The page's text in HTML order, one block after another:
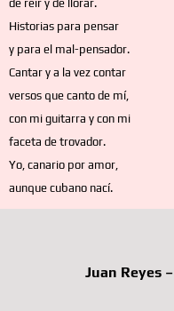
de reír y de llorar.
Historias para pensar
y para el mal-pensador.
Cantar y a la vez contar
versos que canto de mí,
con mi guitarra y con mi
faceta de trovador.
Yo, canario por amor,
aunque cubano nací.
Juan Reyes –